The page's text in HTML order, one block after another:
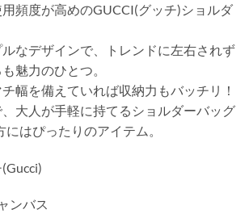
頻度が高めのGUCCI(グッチ)ショルダ
なデザインで、トレンドに左右されず
魅力のひとつ。
幅を備えていれば収納力もバッチリ！
大人が手軽に持てるショルダーバッグ
はぴったりのアイテム。
ンバス